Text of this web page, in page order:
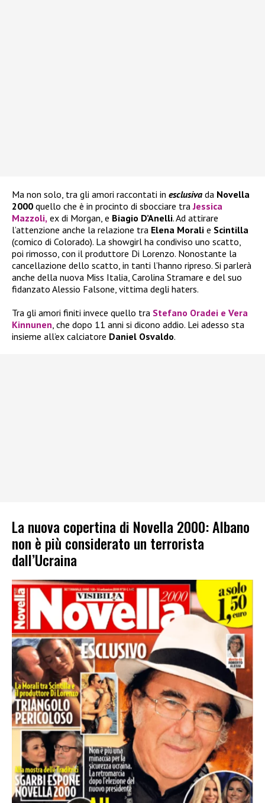
Ma non solo, tra gli amori raccontati in esclusiva da Novella
2000 quello che è in procinto di sbocciare traJessica
Mazzoli, ex di Morgan, e Biagio D’Anelli. Ad attirare
l’attenzione anche la relazione tra Elena Morali e Scintilla
(comico di Colorado). La showgirl ha condiviso uno scatto,
poi rimosso, con il produttore Di Lorenzo. Nonostante la
cancellazione dello scatto, in tanti l’hanno ripreso. Si parlerà
anche della nuova Miss Italia, Carolina Stramare e del suo
fidanzato Alessio Falsone, vittima degli haters.
Tra gli amori finiti invece quello tra Stefano Oradei e Vera
Kinnunen, che dopo 11 anni si dicono addio. Lei adesso sta
insieme all’ex calciatore Daniel Osvaldo.
La nuova copertina di Novella 2000: Albano
non è più considerato un terrorista
dall’Ucraina